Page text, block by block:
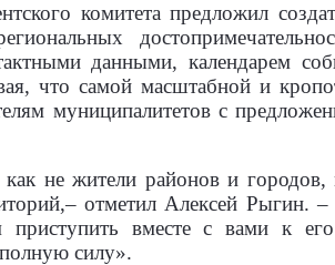
комитета предложил
данными, календарем
что самой масштабной и
муниципалитетов с
не жители районов и городов,
отметил Алексей
приступить вместе с вами к
полную силу».